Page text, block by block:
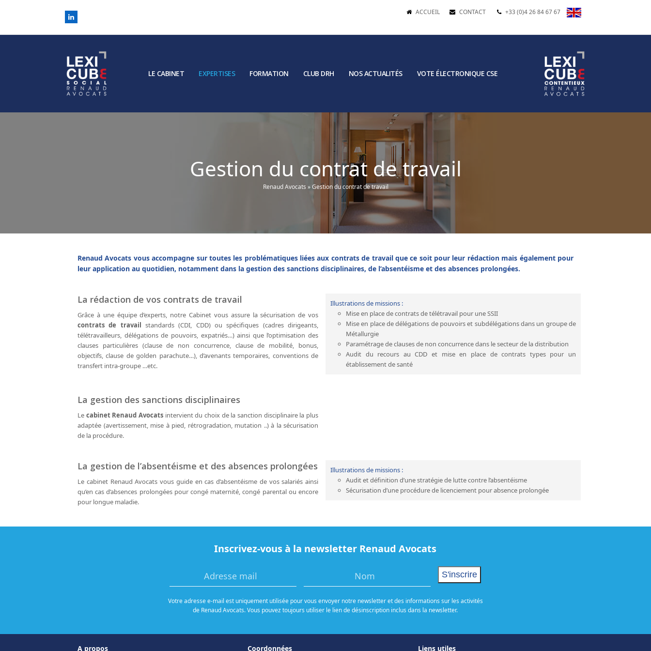
LinkedIn
ACCUEIL CONTACT +33 (0)4 26 84 67 67
LE CABINET EXPERTISES FORMATION CLUB DRH NOS ACTUALITÉS VOTE ÉLECTRONIQUE CSE
Gestion du contrat de travail
Renaud Avocats »Gestion du contrat de travail
Renaud Avocats vous accompagne sur toutes les problématiques liées aux contrats de travail que ce soit pour leur rédaction mais également pour
leur application au quotidien, notamment dans la gestion des sanctions disciplinaires, de l’absentéisme et des absences prolongées.
La rédaction de vos contrats de travail
Grâce à une équipe d’experts, notre Cabinet vous assure la sécurisation de vos
contrats de travail standards (CDI, CDD) ou spécifiques (cadres dirigeants,
télétravailleurs, délégations de pouvoirs, expatriés…) ainsi que l’optimisation des
clauses particulières (clause de non concurrence, clause de mobilité, bonus,
objectifs, clause de golden parachute…), d’avenants temporaires, conventions de
transfert intra-groupe …etc.
Illustrations de missions :
Mise en place de contrats de télétravail pour une SSII
Mise en place de délégations de pouvoirs et subdélégations dans un groupe de
Métallurgie
Paramétrage de clauses de non concurrence dans le secteur de la distribution
Audit du recours au CDD et mise en place de contrats types pour un
établissement de santé
La gestion des sanctions disciplinaires
Le cabinet Renaud Avocats intervient du choix de la sanction disciplinaire la plus
adaptée (avertissement, mise à pied, rétrogradation, mutation ..) à la sécurisation
de la procédure.
La gestion de l’absentéisme et des absences prolongées
Le cabinet Renaud Avocats vous guide en cas d’absentéisme de vos salariés ainsi
qu’en cas d’absences prolongées pour congé maternité, congé parental ou encore
pour longue maladie.
Illustrations de missions :
Audit et définition d’une stratégie de lutte contre l’absentéisme
Sécurisation d’une procédure de licenciement pour absence prolongée
Inscrivez-vous à la newsletter Renaud Avocats
Votre adresse e-mail est uniquement utilisée pour vous envoyer notre newsletter et des informations sur les activités
de Renaud Avocats. Vous pouvez toujours utiliser le lien de désinscription inclus dans la newsletter.
A propos Coordonnées Liens utiles